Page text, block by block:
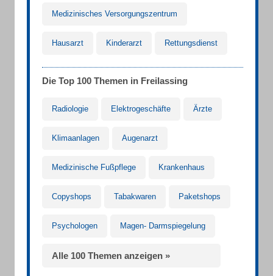
Medizinisches Versorgungszentrum
Hausarzt Kinderarzt Rettungsdienst
Die Top 100 Themen in Freilassing
Radiologie Elektrogeschäfte Ärzte
Klimaanlagen Augenarzt
Medizinische Fußpflege Krankenhaus
Copyshops Tabakwaren Paketshops
Psychologen Magen- Darmspiegelung
Alle 100 Themen anzeigen »